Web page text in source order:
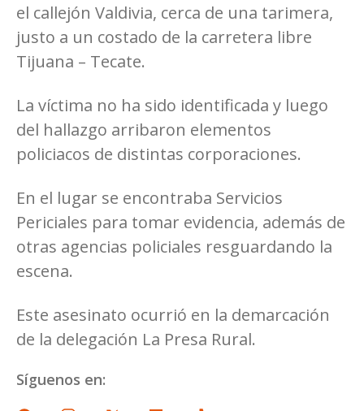
el callejón Valdivia, cerca de una tarimera,
justo a un costado de la carretera libre
Tijuana – Tecate.
La víctima no ha sido identificada y luego
del hallazgo arribaron elementos
policiacos de distintas corporaciones.
En el lugar se encontraba Servicios
Periciales para tomar evidencia, además de
otras agencias policiales resguardando la
escena.
Este asesinato ocurrió en la demarcación
de la delegación La Presa Rural.
Síguenos en: